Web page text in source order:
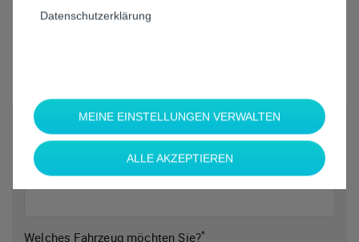
Welche Marke möchten Sie?*
Welches Fahrzeug möchten Sie?*
Datenschutzerklärung
MEINE EINSTELLUNGEN VERWALTEN
ALLE AKZEPTIEREN